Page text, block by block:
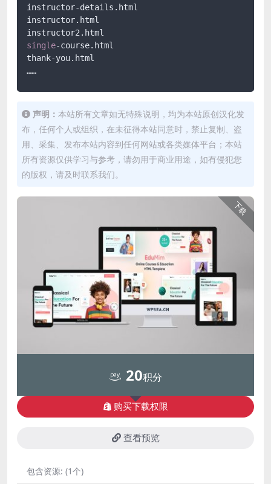
instructor-details.html
instructor.html
single-course.html
thank-you.html
……
声明： 本站所有文章如无特殊说明，均为本站原创汉化发
布，任何个人或组织，在未征得本站同意时，禁止复制、盗
用、采集、发布本站内容到任何网站或各类媒体平台；本站
所有资源仅供学习与参考，请勿用于商业用途，如有侵犯您
的版权，请及时联系我们。
下载
20积分
购买下载权限
查看预览
包含资源: (1个)